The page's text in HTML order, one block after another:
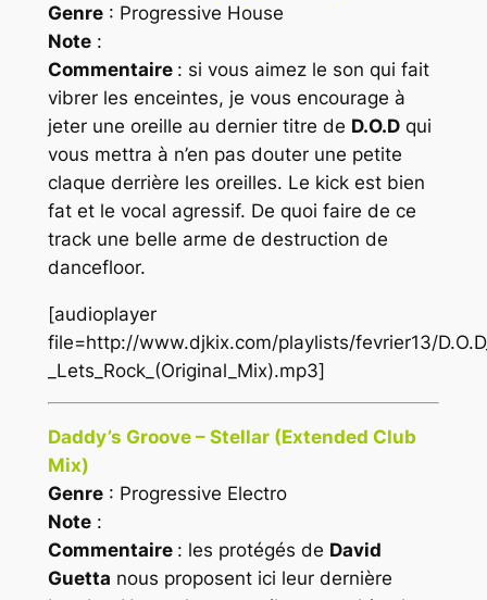
Genre: Progressive House
Note:
Commentaire : si vous aimez le son qui fait
vibrer les enceintes, je vous encourage à
jeter une oreille au dernier titre de D.O.Dqui
vous mettra à n’en pas douter une petite
claque derrière les oreilles. Le kick est bien
fat et le vocal agressif. De quoi faire de ce
track une belle arme de destruction de
dancefloor.
[audioplayer
file=http://www.djkix.com/playlists/fevrier13/
_Lets_Rock_(Original_Mix).mp3]
Daddy’s Groove – Stellar (Extended Club
Mix)
Genre: Progressive Electro
Note:
Commentaire : les protégés de David
Guetta nous proposent ici leur dernière